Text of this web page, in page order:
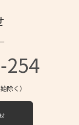
254
除く）